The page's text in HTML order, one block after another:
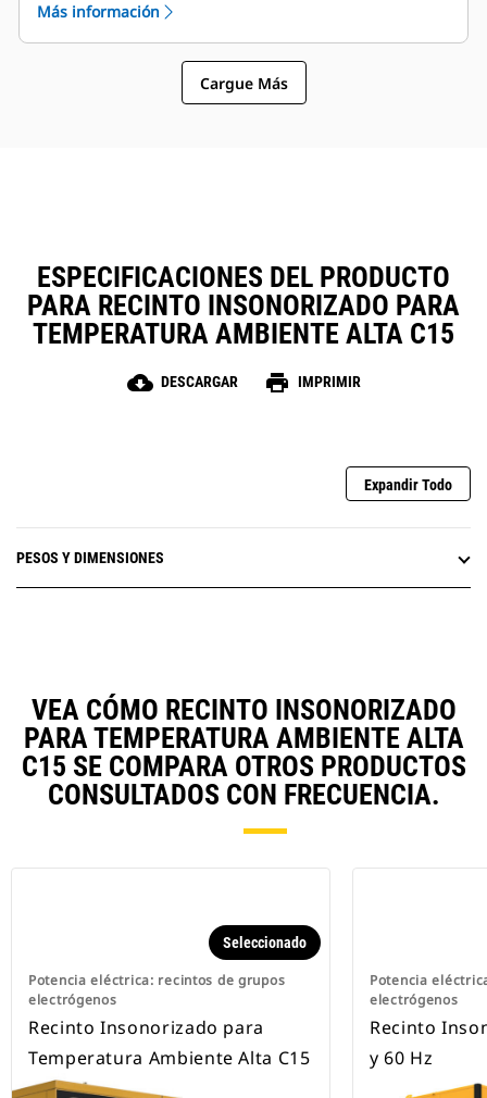
exterior
Diseño para el levantamiento de la barra
esparcidora a fin de garantizar la seguridad
Ventana de visualización del panel de control
Área de tope superior resistente a los roedores
Más información
Cargue Más
ESPECIFICACIONES DEL PRODUCTO
PARA RECINTO INSONORIZADO PARA
TEMPERATURA AMBIENTE ALTA C15
cloud_download DESCARGAR print IMPRIMIR
Expandir Todo
PESOS Y DIMENSIONES
VEA CÓMO RECINTO INSONORIZADO
PARA TEMPERATURA AMBIENTE ALTA
C15 SE COMPARA OTROS PRODUCTOS
CONSULTADOS CON FRECUENCIA.
Potencia eléctrica: recintos de grupos
electrógenos
Seleccionado
Recinto Insonorizado para
Temperatura Ambiente Alta C15
Potencia
electrógenos
Recinto
y 60 Hz